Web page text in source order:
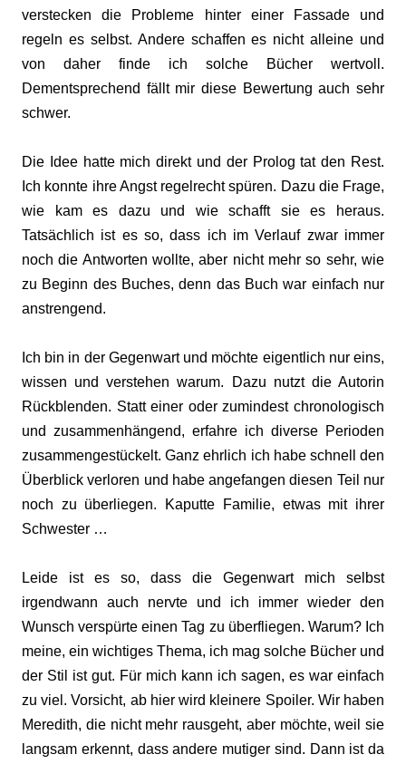
verstecken die Probleme hinter einer Fassade und
regeln es selbst. Andere schaffen es nicht alleine und
von daher finde ich solche Bücher wertvoll.
Dementsprechend fällt mir diese Bewertung auch sehr
schwer.
Die Idee hatte mich direkt und der Prolog tat den Rest.
Ich konnte ihre Angst regelrecht spüren. Dazu die Frage,
wie kam es dazu und wie schafft sie es heraus.
Tatsächlich ist es so, dass ich im Verlauf zwar immer
noch die Antworten wollte, aber nicht mehr so sehr, wie
zu Beginn des Buches, denn das Buch war einfach nur
anstrengend.
Ich bin in der Gegenwart und möchte eigentlich nur eins,
wissen und verstehen warum. Dazu nutzt die Autorin
Rückblenden. Statt einer oder zumindest chronologisch
und zusammenhängend, erfahre ich diverse Perioden
zusammengestückelt. Ganz ehrlich ich habe schnell den
Überblick verloren und habe angefangen diesen Teil nur
noch zu überliegen. Kaputte Familie, etwas mit ihrer
Schwester …
Leide ist es so, dass die Gegenwart mich selbst
irgendwann auch nervte und ich immer wieder den
Wunsch verspürte einen Tag zu überfliegen. Warum? Ich
meine, ein wichtiges Thema, ich mag solche Bücher und
der Stil ist gut. Für mich kann ich sagen, es war einfach
zu viel. Vorsicht, ab hier wird kleinere Spoiler. Wir haben
Meredith, die nicht mehr rausgeht, aber möchte, weil sie
langsam erkennt, dass andere mutiger sind. Dann ist da